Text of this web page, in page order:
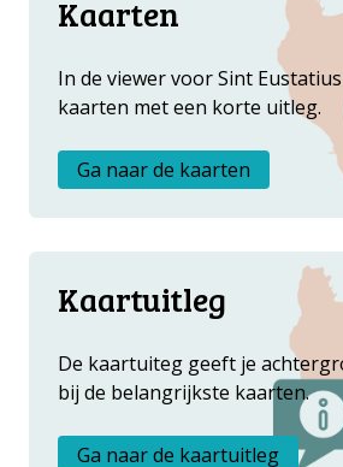
Kaarten
In de viewer voor Sint
kaarten met een korte uitleg.
Ga naar de kaarten
Kaartuitleg
De kaartuiteg geeft je
bij de belangrijkste kaarten.
Ga naar de kaartuitleg
Metanavigatie
OVER ONS
FAQ
ANDERE